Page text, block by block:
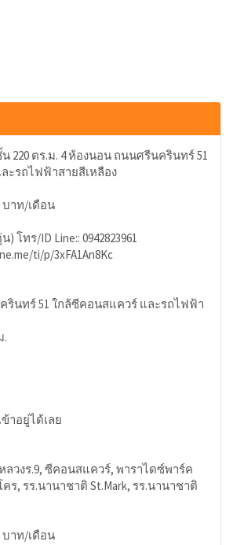
220 ตร.ม. 4 ห้องนอน ถนนศรีนครินทร์ 51
ะรถไฟฟ้าสายสีเหลือง
บาท/เดือน
โทร/ID Line:: 0942823961
ti/p/3xFA1An8Kc
รินทร์ 51 ใกล้ซีคอนสแควร์ และรถไฟฟ้า
.
าอยู่ได้เลย
วงร.9, ซีคอนสแควร์, พาราไดซ์พาร์ค
, รร.นานาชาติ St.Mark, รร.นานาชาติ
บาท/เดือน